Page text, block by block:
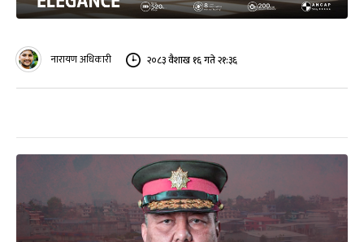
नारायण अधिकारी २०८३ वैशाख १६ गते २१:३६